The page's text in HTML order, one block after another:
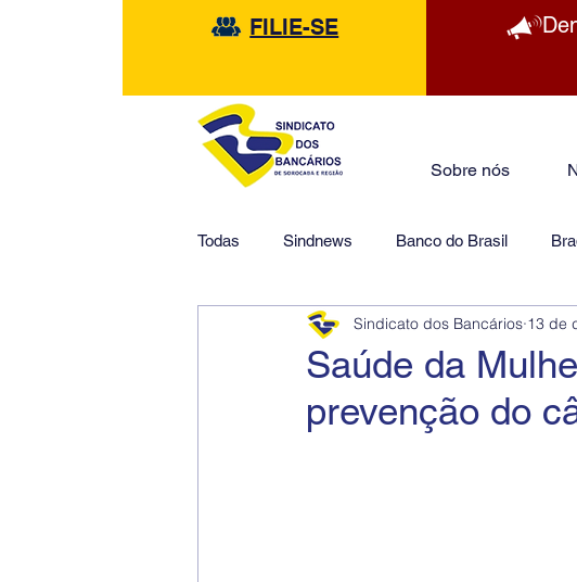
FILIE-SE
Sobre nós
Todas Sindnews Banco do Brasil
HSBC Financeiras
Saúde da
prevenção do
Sindicato dos Bancários 13 de